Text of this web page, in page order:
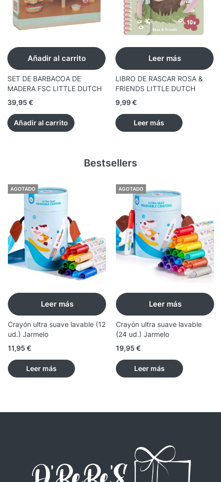
Añadir al carrito
SET DE BARBACOA DE
MADERA FSC LITTLE DUTCH
39,95 €
Añadir al carrito
Leer más
LIBRO DE RASCAR ROSA &
FRIENDS LITTLE DUTCH
9,99€
Leer más
Bestsellers
AGOTADO
Leer más
Crayón ultra suave lavable (12
ud.) Jarmelo
11,95 €
Leer más
AGOTADO
Leer más
Crayón ultra suave lavable
(24 ud.) Jarmelo
19,95 €
Leer más